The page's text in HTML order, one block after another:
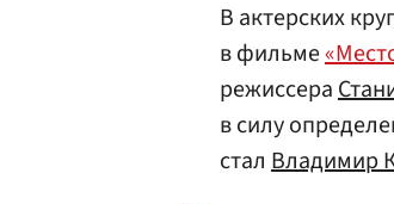
В актерских
в фильме
режиссера
в силу
стал Владимир